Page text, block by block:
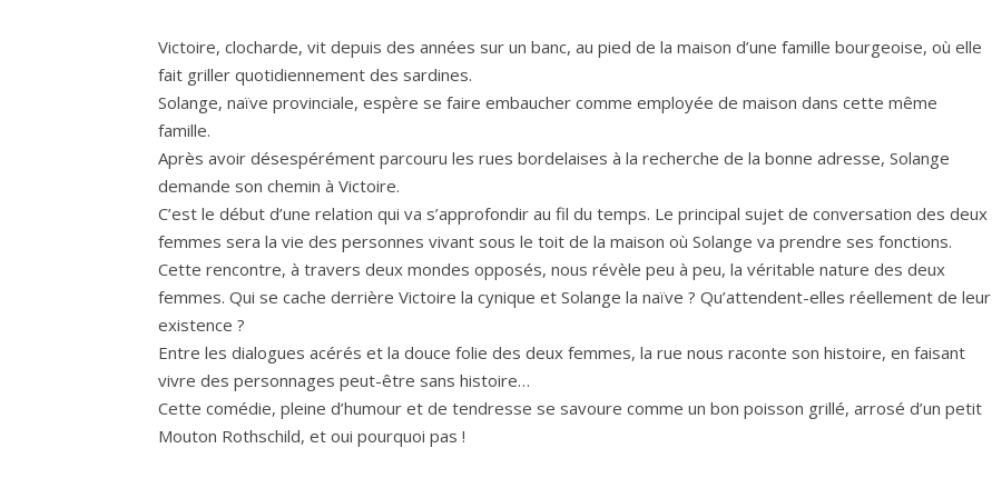
Victoire, clocharde, vit depuis des années sur un banc, au pied de la maison d’une famille bourgeoise, où elle
fait griller quotidiennement des sardines.
Solange, naïve provinciale, espère se faire embaucher comme employée de maison dans cette même
famille.
Après avoir désespérément parcouru les rues bordelaises à la recherche de la bonne adresse, Solange
demande son chemin à Victoire.
C’est le début d’une relation qui va s’approfondir au fil du temps. Le principal sujet de conversation des deux
femmes sera la vie des personnes vivant sous le toit de la maison où Solange va prendre ses fonctions.
Cette rencontre, à travers deux mondes opposés, nous révèle peu à peu, la véritable nature des deux
femmes. Qui se cache derrière Victoire la cynique et Solange la naïve ? Qu’attendent-elles réellement de leur
existence ?
Entre les dialogues acérés et la douce folie des deux femmes, la rue nous raconte son histoire, en faisant
vivre des personnages peut-être sans histoire…
Cette comédie, pleine d’humour et de tendresse se savoure comme un bon poisson grillé, arrosé d’un petit
Mouton Rothschild, et oui pourquoi pas !